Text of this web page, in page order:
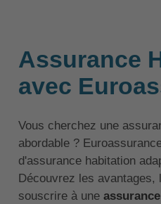
Assurance
avec
Vous cherchez une
abordable ?
d'assurance habitation
Découvrez les
souscrire à une